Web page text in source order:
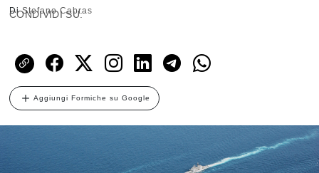
DiStefano Cabras
CONDIVIDI SU:
Aggiungi Formiche su Google